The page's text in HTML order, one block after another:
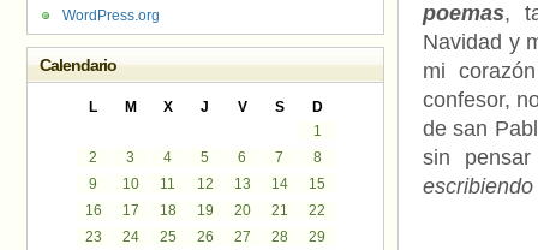
poemas,
Navidad y
mi
confesor,
de san
sin
WordPress.org
Calendario
L M X J V S
D
1
2
3 4 5 6 7
8
9
10 11 12 13 14
15
16
17 18 19 20 21
22
23
24 25 26 27 28
29